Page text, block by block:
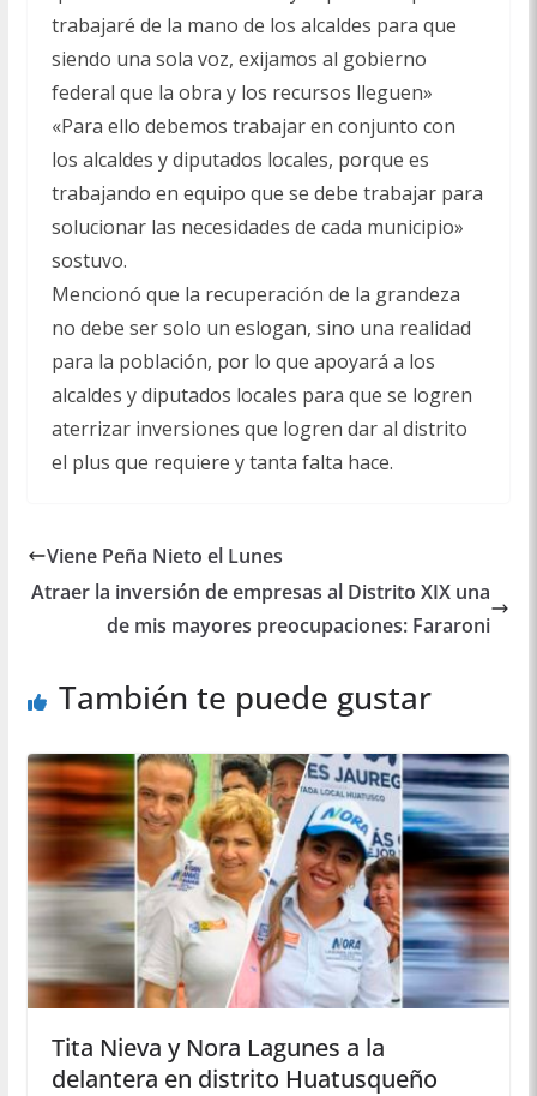
trabajaré de la mano de los alcaldes para que
siendo una sola voz, exijamos al gobierno
federal que la obra y los recursos lleguen»
«Para ello debemos trabajar en conjunto con
los alcaldes y diputados locales, porque es
trabajando en equipo que se debe trabajar para
solucionar las necesidades de cada municipio»
sostuvo.
Mencionó que la recuperación de la grandeza
no debe ser solo un eslogan, sino una realidad
para la población, por lo que apoyará a los
alcaldes y diputados locales para que se logren
aterrizar inversiones que logren dar al distrito
el plus que requiere y tanta falta hace.
Viene Peña Nieto el Lunes
Atraer la inversión de empresas al Distrito XIX una
de mis mayores preocupaciones: Fararoni
También te puede gustar
Tita Nieva y Nora Lagunes a la
delantera en distrito Huatusqueño